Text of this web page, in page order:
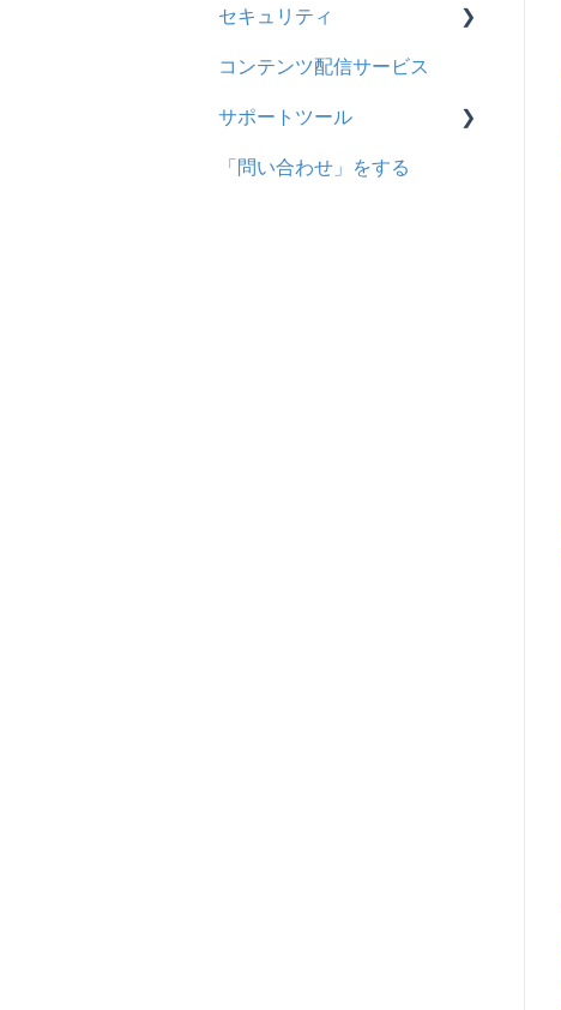
助成金
用語の定義
企業について
統合ユーザーについて
サービスについて
セキュリティ
シングルサインオン設定
証明書認証
MFA(多要素認証)
コンテンツ配信サービス
サポートツール
基本操作
「問い合わせ」をする